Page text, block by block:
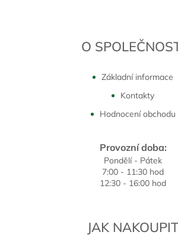
O
Základní informace
Kontakty
Hodnocení obchodu
Provozní doba:
Pondělí - Pátek
7:00 - 11:30 hod
12:30 - 16:00 hod
JAK NAKOUPIT